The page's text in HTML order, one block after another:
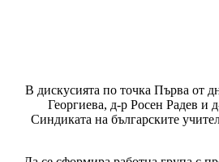
В дискусията по точка Първа от
Георгиева, д-р Росен Радев и
Синдиката на българските